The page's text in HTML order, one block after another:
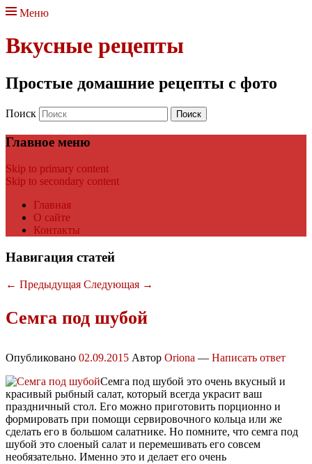
Меню
Вкусные рецепты
Простые домашние рецепты с фото
Поиск
Главное меню
Skip to primary content
Skip to secondary content
Главная
О сайте
Контакты
Навигация статей
← Предыдущая Следующая →
Семга под шубой
Опубликовано 02.09.2015 Автор Oriona — Написать ответ
Семга под шубой это очень вкусный и
красивый рыбный салат, который всегда украсит ваш
праздничный стол. Его можно приготовить порционно и
формировать при помощи сервировочного кольца или же
сделать его в большом салатнике. Но помните, что семга под
шубой это слоеный салат и перемешивать его совсем
необязательно. Именно это и делает его очень